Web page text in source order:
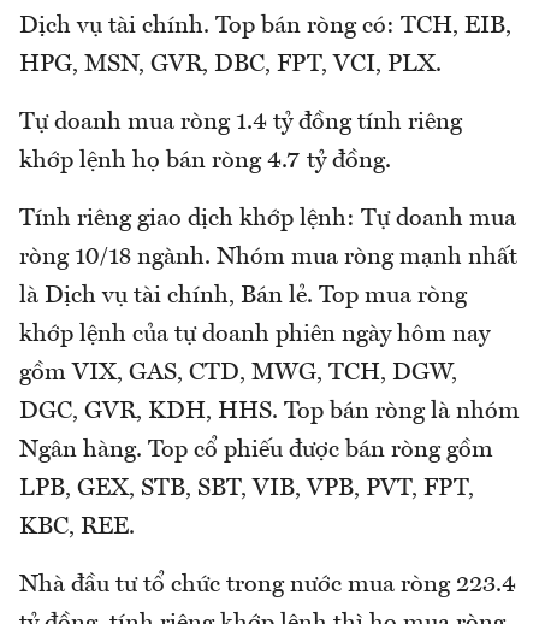
Dịch vụ tài chính. Top bán ròng có: TCH, EIB,
HPG, MSN, GVR, DBC, FPT, VCI, PLX.
Tự doanh mua ròng 1.4 tỷ đồng tính riêng
khớp lệnh họ bán ròng 4.7 tỷ đồng.
Tính riêng giao dịch khớp lệnh: Tự doanh mua
ròng 10/18 ngành. Nhóm mua ròng mạnh nhất
là Dịch vụ tài chính, Bán lẻ. Top mua ròng
khớp lệnh của tự doanh phiên ngày hôm nay
gồm VIX, GAS, CTD, MWG, TCH, DGW,
DGC, GVR, KDH, HHS. Top bán ròng là nhóm
Ngân hàng. Top cổ phiếu được bán ròng gồm
LPB, GEX, STB, SBT, VIB, VPB, PVT, FPT,
KBC, REE.
Nhà đầu tư tổ chức trong nước mua ròng 223.4